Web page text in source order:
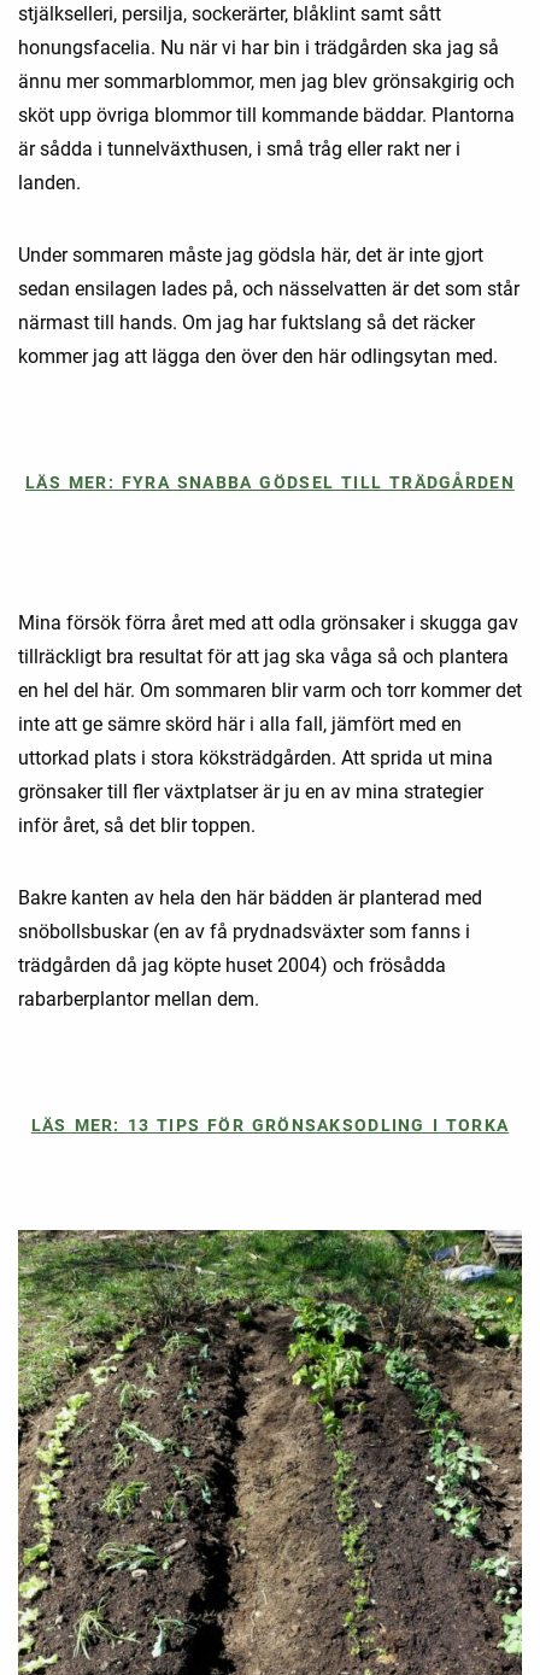
stjälkselleri, persilja, sockerärter, blåklint samt sått
honungsfacelia. Nu när vi har bin i trädgården ska jag så
ännu mer sommarblommor, men jag blev grönsakgirig och
sköt upp övriga blommor till kommande bäddar. Plantorna
är sådda i tunnelväxthusen, i små tråg eller rakt ner i
landen.
Under sommaren måste jag gödsla här, det är inte gjort
sedan ensilagen lades på, och nässelvatten är det som står
närmast till hands. Om jag har fuktslang så det räcker
kommer jag att lägga den över den här odlingsytan med.
LÄS MER: FYRA SNABBA GÖDSEL TILL TRÄDGÅRDEN
Mina försök förra året med att odla grönsaker i skugga gav
tillräckligt bra resultat för att jag ska våga så och plantera
en hel del här. Om sommaren blir varm och torr kommer det
inte att ge sämre skörd här i alla fall, jämfört med en
uttorkad plats i stora köksträdgården. Att sprida ut mina
grönsaker till fler växtplatser är ju en av mina strategier
inför året, så det blir toppen.
Bakre kanten av hela den här bädden är planterad med
snöbollsbuskar (en av få prydnadsväxter som fanns i
trädgården då jag köpte huset 2004) och frösådda
rabarberplantor mellan dem.
LÄS MER: 13 TIPS FÖR GRÖNSAKSODLING I TORKA